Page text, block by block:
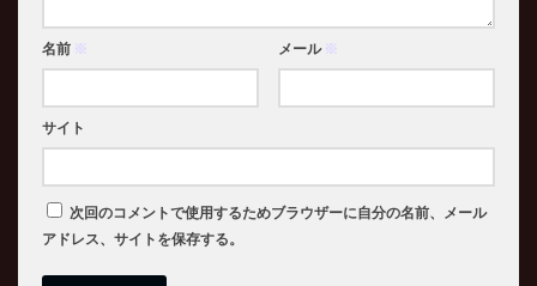
名前 ※ メール ※
サイト
次回のコメントで使用するためブラウザーに自分の名前、メール
アドレス、サイトを保存する。